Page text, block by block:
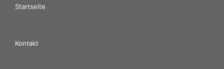
Startseite
Kontakt